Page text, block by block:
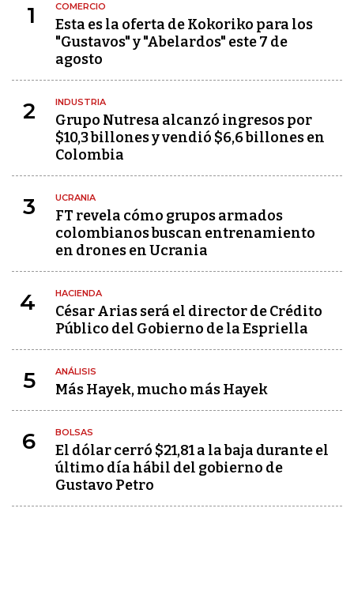
1 COMERCIO
Esta es la oferta de Kokoriko para los
"Gustavos" y "Abelardos" este 7 de
agosto
2 INDUSTRIA
Grupo Nutresa alcanzó ingresos por
$10,3 billones y vendió $6,6 billones en
Colombia
3 UCRANIA
FT revela cómo grupos armados
colombianos buscan entrenamiento
en drones en Ucrania
4 HACIENDA
César Arias será el director de Crédito
Público del Gobierno de la Espriella
5 ANÁLISIS
Más Hayek, mucho más Hayek
6 BOLSAS
El dólar cerró $21,81 a la baja durante el
último día hábil del gobierno de
Gustavo Petro